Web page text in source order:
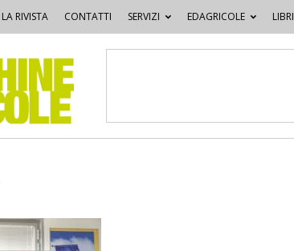
LA RIVISTA CONTATTI SERVIZI EDAGRICOLE LIBRI